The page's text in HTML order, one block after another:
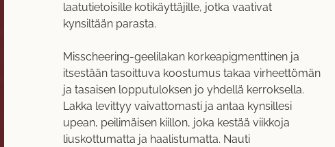
laatutietoisille kotikäyttäjille, jotka vaativat
kynsiltään parasta.
Misscheering-geelilakan korkeapigmenttinen ja
itsestään tasoittuva koostumus takaa virheettömän
ja tasaisen lopputuloksen jo yhdellä kerroksella.
Lakka levittyy vaivattomasti ja antaa kynsillesi
upean, peilimäisen kiillon, joka kestää viikkoja
liuskottumatta ja haalistumatta. Nauti